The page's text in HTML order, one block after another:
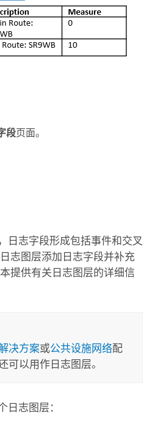
段页面。
日志字段形成包括事件和交叉
志图层添加日志字段并补充
提供有关日志图层的详细信
决方案或公共设施网络配
可以用作日志图层。
日志图层：